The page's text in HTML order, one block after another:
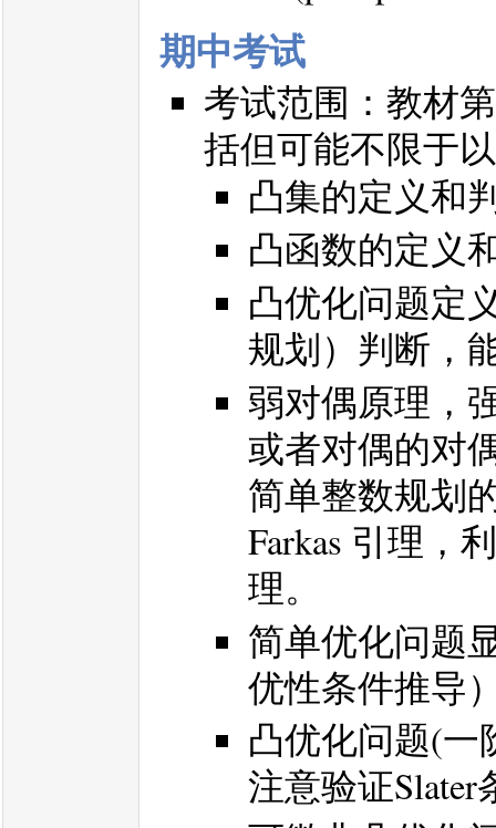
期中考试
考试范围：教材
括但可能不限于
凸集的定义和
凸函数的定义
凸优化问题定
规划）判断，
弱对偶原理，
或者对偶的对
简单整数规划
Farkas 引理，
理。
简单优化问题
优性条件推导
凸优化问题(一
注意验证Slater